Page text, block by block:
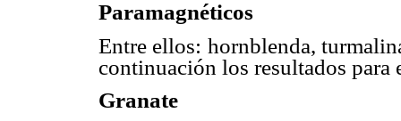
Paramagnéticos
Entre ellos: hornblenda,
continuación los resultados para
Granate